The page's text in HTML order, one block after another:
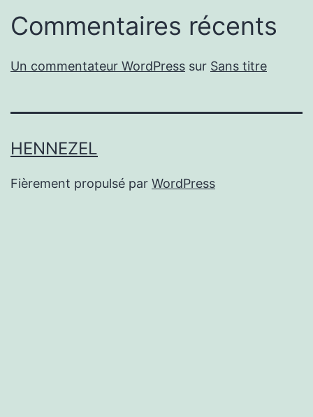
Commentaires récents
Un commentateur WordPress sur Sans titre
HENNEZEL
Fièrement propulsé par WordPress